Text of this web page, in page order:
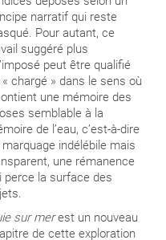
narratif qui reste
Pour autant, ce
suggéré plus
peut être qualifié
« chargé » dans le sens où
une mémoire des
semblable à la
de l’eau, c’est-à-dire
marquage indélébile mais
une rémanence
perce la surface des
sur merest un nouveau
de cette exploration